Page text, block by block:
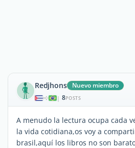
Redjhons Nuevo miembro
| 8POSTS
A menudo la lectura ocupa cada
la vida cotidiana,os voy a
brasil,aquí los libros no son